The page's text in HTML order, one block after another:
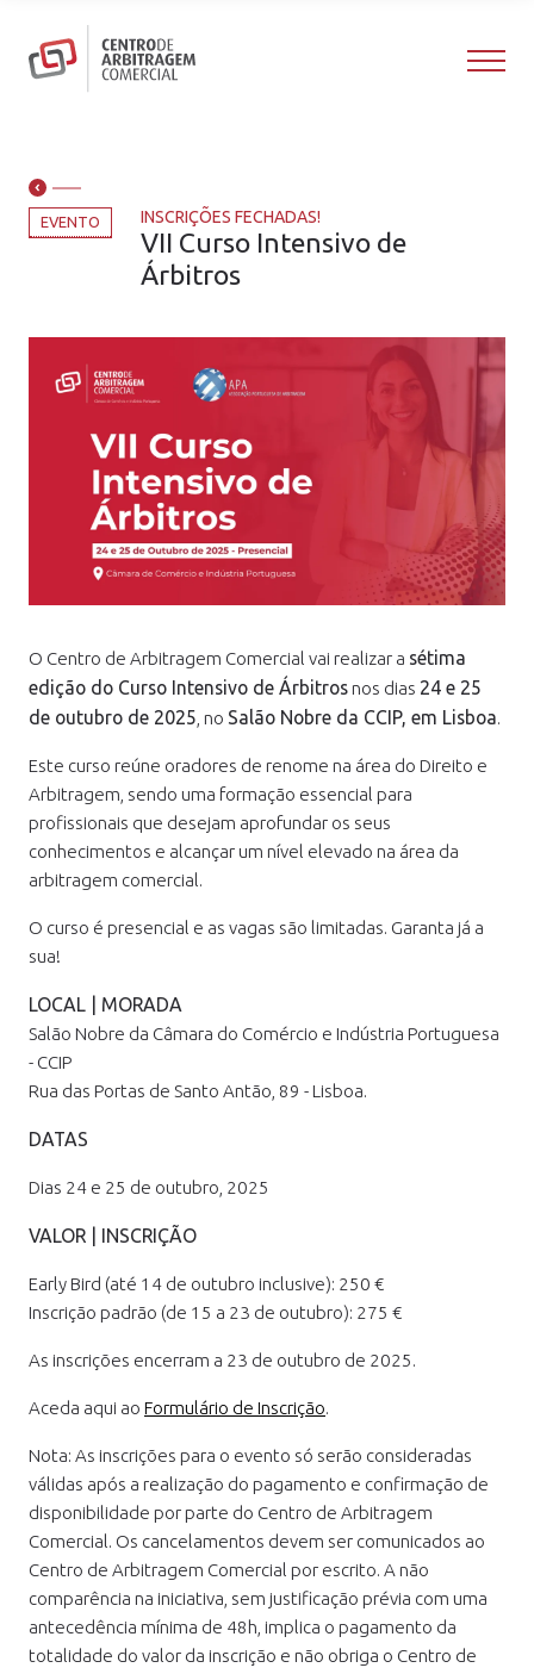
EVENTO INSCRIÇÕES FECHADAS!
VII Curso Intensivo de
Árbitros
O Centro de Arbitragem Comercial vai realizar a sétima
edição do Curso Intensivo de Árbitrosnos dias 24 e 25
de outubro de 2025 , no Salão Nobre da CCIP, em Lisboa.
Este curso reúne oradores de renome na área do Direito e
Arbitragem, sendo uma formação essencial para
profissionais que desejam aprofundar os seus
conhecimentos e alcançar um nível elevado na área da
arbitragem comercial.
O curso é presencial e as vagas são limitadas. Garanta já a
sua!
LOCAL | MORADA
Salão Nobre da Câmara do Comércio e Indústria Portuguesa
- CCIP
Rua das Portas de Santo Antão, 89 - Lisboa.
DATAS
Dias 24 e 25 de outubro, 2025
VALOR | INSCRIÇÃO
Early Bird (até 14 de outubro inclusive): 250 €
Inscrição padrão (de 15 a 23 de outubro): 275 €
As inscrições encerram a 23 de outubro de 2025.
Aceda aqui ao Formulário de Inscrição.
Nota: As inscrições para o evento só serão consideradas
válidas após a realização do pagamento e confirmação de
disponibilidade por parte do Centro de Arbitragem
Comercial. Os cancelamentos devem ser comunicados ao
Centro de Arbitragem Comercial por escrito. A não
comparência na iniciativa, sem justificação prévia com uma
antecedência mínima de 48h, implica o pagamento da
totalidade do valor da inscrição e não obriga o Centro de